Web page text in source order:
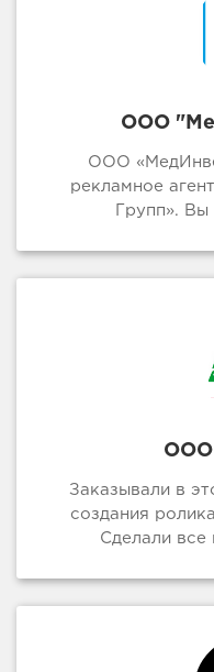
ООО
ООО
рекламное
Групп».
ООО
Заказывали в
создания
Сделали все